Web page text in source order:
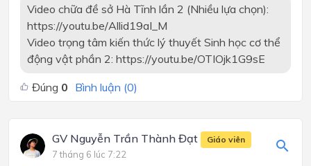
Video chữa đề sở Hà Tĩnh lần 2 (Nhiều lựa chọn):
https://youtu.be/Allid19aI_M
Video trọng tâm kiến thức lý thuyết Sinh học cơ thể
động vật phần 2: https://youtu.be/OTIOjk1G9sE
Đúng 0 Bình luận (0)
GV Nguyễn Trần Thành Đạt Giáo viên
7 tháng 6 lúc 7:22